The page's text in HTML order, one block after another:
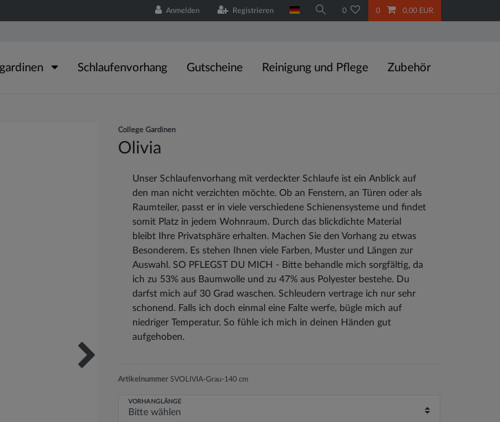
Anmelden Registrieren 0 0 0,00 EUR
Schlaufenvorhang Gutscheine Reinigung und Pflege Zubehör
College Gardinen
Olivia
Unser Schlaufenvorhang mit verdeckter Schlaufe ist ein Anblick auf
den man nicht verzichten möchte. Ob an Fenstern, an Türen oder als
Raumteiler, passt er in viele verschiedene Schienensysteme und findet
somit Platz in jedem Wohnraum. Durch das blickdichte Material
bleibt Ihre Privatsphäre erhalten. Machen Sie den Vorhang zu etwas
Besonderem. Es stehen Ihnen viele Farben, Muster und Längen zur
Auswahl. SO PFLEGST DU MICH - Bitte behandle mich sorgfältig, da
ich zu 53% aus Baumwolle und zu 47% aus Polyester bestehe. Du
darfst mich auf 30 Grad waschen. Schleudern vertrage ich nur sehr
schonend. Falls ich doch einmal eine Falte werfe, bügle mich auf
niedriger Temperatur. So fühle ich mich in deinen Händen gut
aufgehoben.
Artikelnummer SVOLIVIA-Grau-140 cm
VORHANGLÄNGE